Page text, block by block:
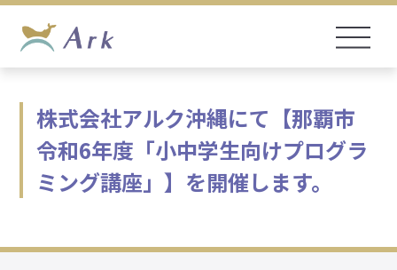
株式会社アルク沖縄にて【那覇市
令和6年度「小中学生向けプログラ
ミング講座」】を開催します。